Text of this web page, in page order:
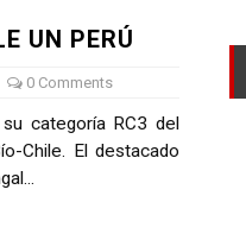
UN PERÚ
0 Comments
su categoría RC3 del
Chile. El destacado